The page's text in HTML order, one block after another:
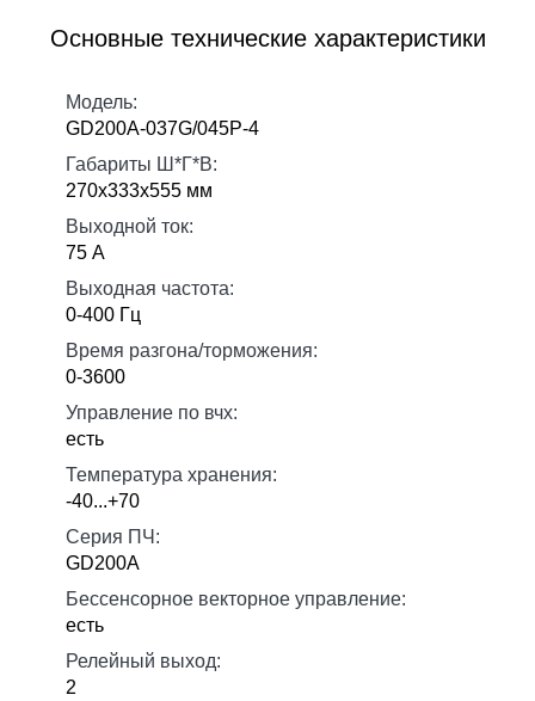
Основные технические характеристики
Модель:
GD200A-037G/045P-4
Габариты Ш*Г*В:
270х333х555 мм
Выходной ток:
75 А
Выходная частота:
0-400 Гц
Время разгона/торможения:
0-3600
Управление по вчх:
есть
Температура хранения:
-40...+70
Серия ПЧ:
GD200A
Бессенсорное векторное управление:
есть
Релейный выход:
2